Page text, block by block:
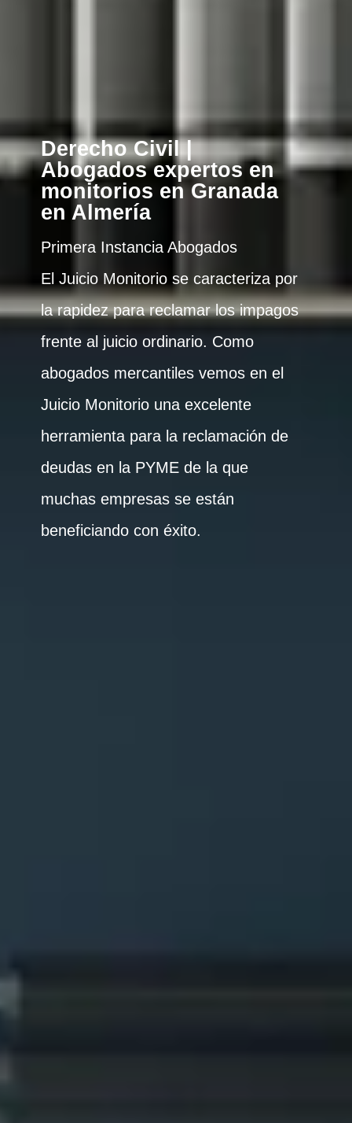
Derecho Civil |
Abogados expertos en
monitorios en Granada
en Almería
Primera Instancia Abogados
El Juicio Monitorio se caracteriza por
la rapidez para reclamar los impagos
frente al juicio ordinario. Como
abogados mercantiles vemos en el
Juicio Monitorio una excelente
herramienta para la reclamación de
deudas en la PYME de la que
muchas empresas se están
beneficiando con éxito.